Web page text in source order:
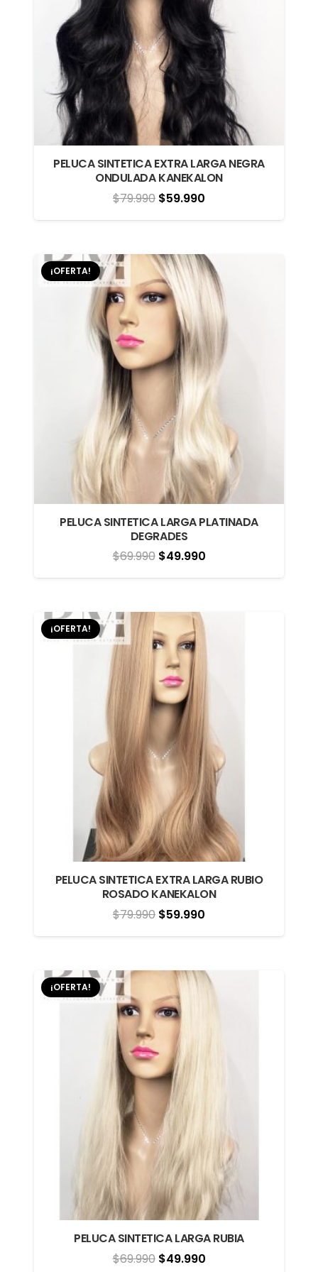
PELUCA SINTETICA EXTRA LARGA NEGRA
ONDULADA KANEKALON
$79.990 El
precio
era:
$79.990.
$59.990
precio
es:
$59.990.
¡OFERTA!
PELUCA SINTETICA LARGA PLATINADA
DEGRADES
$69.990 El
precio
era:
$69.990.
$49.990El
precio
$49.990.
¡OFERTA!
PELUCA SINTETICA EXTRA LARGA RUBIO
ROSADO KANEKALON
$79.990 El
precio
era:
$79.990.
$59.990
precio
es:
$59.990.
¡OFERTA!
PELUCA SINTETICA LARGA RUBIA
$69.990 El
$49.990El